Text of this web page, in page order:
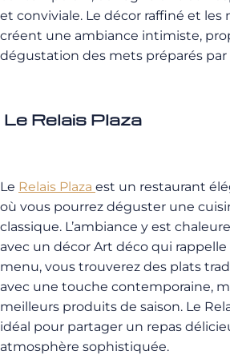
et conviviale. Le décor raffiné et les
créent une ambiance intimiste,
dégustation des mets préparés par
Le Relais Plaza
Le Relais Plaza est un restaurant
où vous pourrez déguster une
classique. L’ambiance y est
avec un décor Art déco qui rappelle
menu, vous trouverez des plats
avec une touche contemporaine,
meilleurs produits de saison. Le
idéal pour partager un repas
atmosphère sophistiquée.